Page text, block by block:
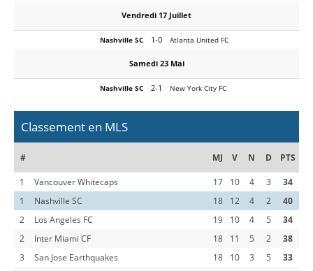
Vendredi 17 Juillet
Nashville SC 1-0 Atlanta United FC
Samedi 23 Mai
Nashville SC 2-1 New York City FC
Classement en MLS
# MJ V N D PTS
1 Vancouver Whitecaps 17 10 4 3
34
1
Nashville SC 18 12 4 2
40
2
Los Angeles FC 19 10 4 5
34
2
Inter Miami CF 18 11 5 2
38
3
San Jose Earthquakes 18 10 3 5
33